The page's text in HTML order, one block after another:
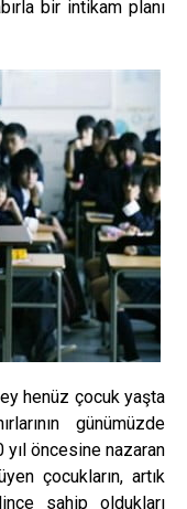
bir intikam planı
henüz çocuk yaşta
günümüzde
yıl öncesine nazaran
çocukların, artık
sahip oldukları